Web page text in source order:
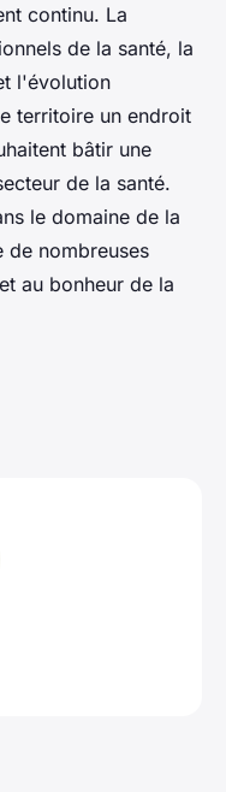
continu. La
de la santé, la
l'évolution
territoire un endroit
bâtir une
de la santé.
le domaine de la
de nombreuses
au bonheur de la